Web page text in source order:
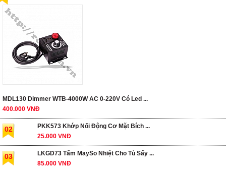
MDL130 Dimmer WTB-4000W AC 0-220V Có Led ...
400.000 VNĐ
02
PKK573 Khớp Nối Động Cơ Mặt Bích ...
25.000 VNĐ
03
LKGD73 Tấm MaySo Nhiệt Cho Tủ Sấy ...
85.000 VNĐ